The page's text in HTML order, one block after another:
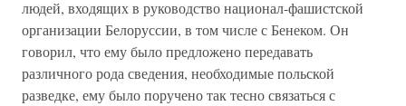
людей, входящих в руководство национал-фашистской
организации Белоруссии, в том числе с Бенеком. Он
говорил, что ему было предложено передавать
различного рода сведения, необходимые польской
разведке, ему было поручено так тесно связаться с